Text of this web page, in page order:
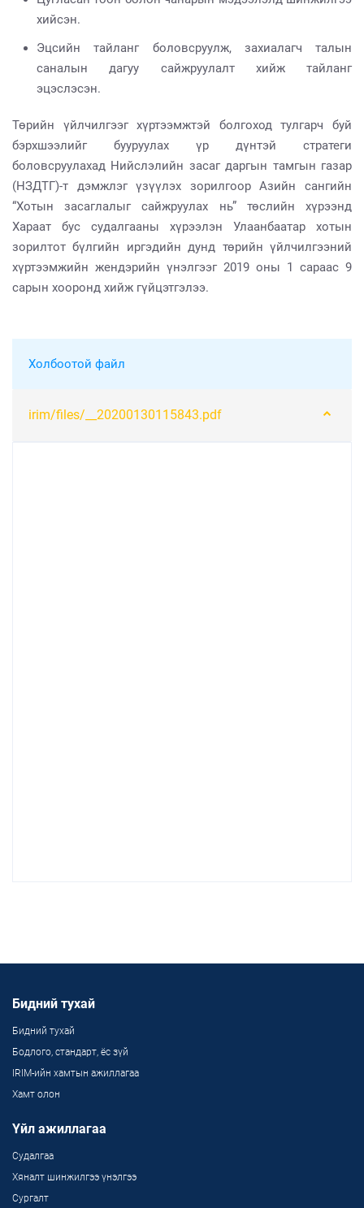
хийсэн.
Эцсийн тайланг боловсруулж, захиалагч талын
саналын дагуу сайжруулалт хийж тайланг
эцэслэсэн.
Төрийн үйлчилгээг хүртээмжтэй болгоход тулгарч буй
бэрхшээлийг бууруулах үр дүнтэй стратеги
боловсруулахад Нийслэлийн засаг даргын тамгын газар
(НЗДТГ)-т дэмжлэг үзүүлэх зорилгоор Азийн сангийн
“Хотын засаглалыг сайжруулах нь” төслийн хүрээнд
Хараат бус судалгааны хүрээлэн Улаанбаатар хотын
зорилтот бүлгийн иргэдийн дунд төрийн үйлчилгээний
хүртээмжийн жендэрийн үнэлгээг 2019 оны 1 сараас 9
сарын хооронд хийж гүйцэтгэлээ.
Холбоотой файл
irim/files/__20200130115843.pdf
Бидний тухай
Бидний тухай
Бодлого, стандарт, ёс зүй
IRIM-ийн хамтын ажиллагаа
Хамт олон
Үйл ажиллагаа
Судалгаа
Хяналт шинжилгээ үнэлгээ
Сургалт